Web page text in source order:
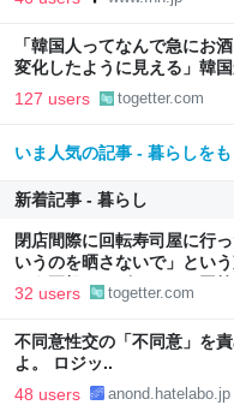
「韓国人ってなんで急にお
変化したように見える」韓
127 users togetter.com
いま人気の記事 - 暮らしを
新着記事 - 暮らし
閉店間際に回転寿司屋に行
いうのを晒さないで」とい
いう正規サービスだとの回答
32 users togetter.com
不同意性交の「不同意」を
よ。 ロジッ..
48 users anond.hatelabo.jp